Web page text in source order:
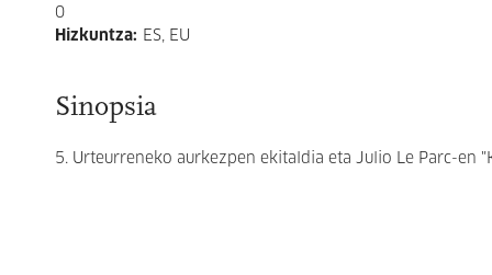
0
Hizkuntza: ES, EU
Sinopsia
5. Urteurreneko aurkezpen ekitaldia eta Julio Le Parc-en